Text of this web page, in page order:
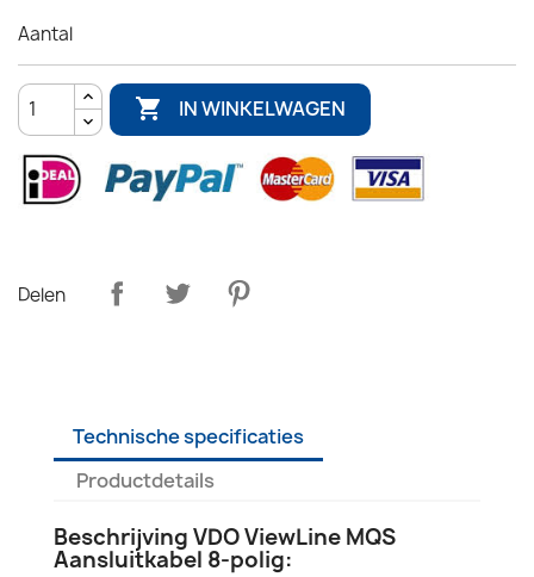
Aantal
 IN WINKELWAGEN
Delen
Technische specificaties
Productdetails
Beschrijving VDO ViewLine MQS
Aansluitkabel 8-polig: